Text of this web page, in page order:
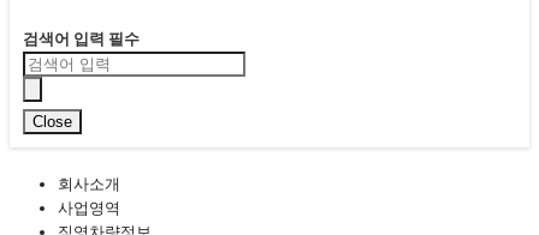
검색어 입력 필수
Close
회사소개
사업영역